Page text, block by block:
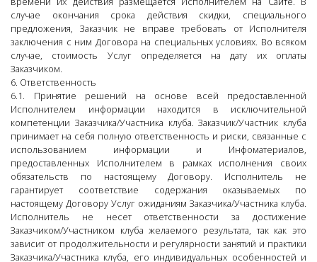
случае окончания срока действия скидки, специального
предложения, Заказчик не вправе требовать от Исполнителя
заключения с ним Договора на специальных условиях. Во всяком
случае, стоимость Услуг определяется на дату их оплаты
Заказчиком.
6. Ответственность
6.1. Принятие решений на основе всей предоставленной
Исполнителем информации находится в исключительной
компетенции Заказчика/Участника клуба. Заказчик/Участник клуба
принимает на себя полную ответственность и риски, связанные с
использованием информации и Инфоматериалов,
предоставленных Исполнителем в рамках исполнения своих
обязательств по настоящему Договору. Исполнитель не
гарантирует соответствие содержания оказываемых по
настоящему Договору Услуг ожиданиям Заказчика/Участника клуба.
Исполнитель не несет ответственности за достижение
Заказчиком/Участником клуба желаемого результата, так как это
зависит от продолжительности и регулярности занятий и практики
Заказчика/Участника клуба, его индивидуальных особенностей и